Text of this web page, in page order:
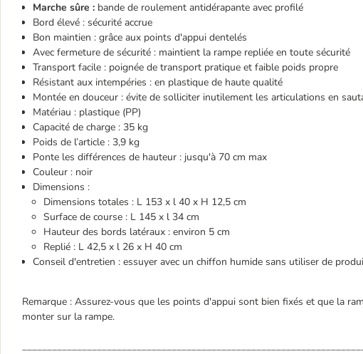
Marche sûre : bande de roulement antidérapante avec profilé
Bord élevé : sécurité accrue
Bon maintien : grâce aux points d'appui dentelés
Avec fermeture de sécurité : maintient la rampe repliée en toute sécurité
Transport facile : poignée de transport pratique et faible poids propre
Résistant aux intempéries : en plastique de haute qualité
Montée en douceur : évite de solliciter inutilement les articulations en
Matériau : plastique (PP)
Capacité de charge : 35 kg
Poids de l’article : 3,9 kg
Ponte les différences de hauteur : jusqu'à 70 cm max
Couleur : noir
Dimensions :
Dimensions totales : L 153 x l 40 x H 12,5 cm
Surface de course : L 145 x l 34 cm
Hauteur des bords latéraux : environ 5 cm
Replié : L 42,5 x l 26 x H 40 cm
Conseil d'entretien : essuyer avec un chiffon humide sans utiliser de
Remarque : Assurez-vous que les points d'appui sont bien fixés et que la
monter sur la rampe.